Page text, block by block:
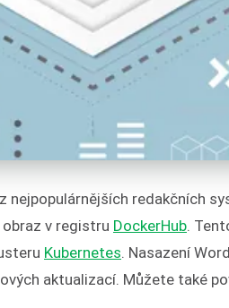
nejpopulárnějších redakčních
obraz v registru DockerHub.
Kubernetes. Nasazení
aktualizací. Můžete také